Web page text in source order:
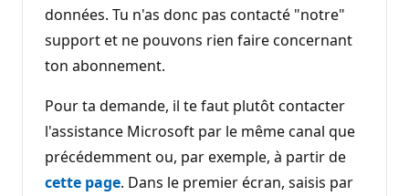
données. Tu n'as donc pas contacté "notre"
support et ne pouvons rien faire concernant
ton abonnement.
Pour ta demande, il te faut plutôt contacter
l'assistance Microsoft par le même canal que
précédemment ou, par exemple, à partir de
cette page. Dans le premier écran, saisis par